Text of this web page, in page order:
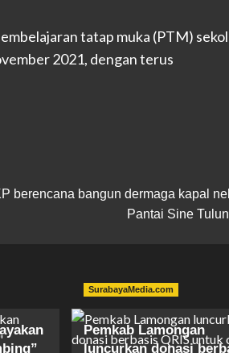
tatap muka (PTM)
2021, dengan terus
berencana bangun dermaga kapal
Pantai Sine
SurabayaMedia.com
Pemkab Lamongan
luncurkan donasi